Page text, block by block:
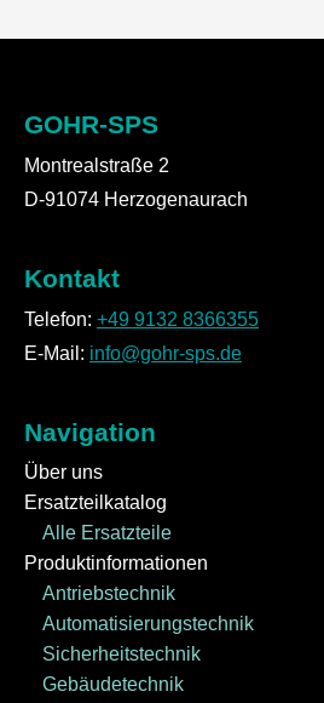
GOHR-SPS
Montrealstraße 2
D-91074 Herzogenaurach
Kontakt
Telefon: +49 9132 8366355
E-Mail: info@gohr-sps.de
Navigation
Über uns
Ersatzteilkatalog
Alle Ersatzteile
Produktinformationen
Antriebstechnik
Automatisierungstechnik
Sicherheitstechnik
Gebäudetechnik